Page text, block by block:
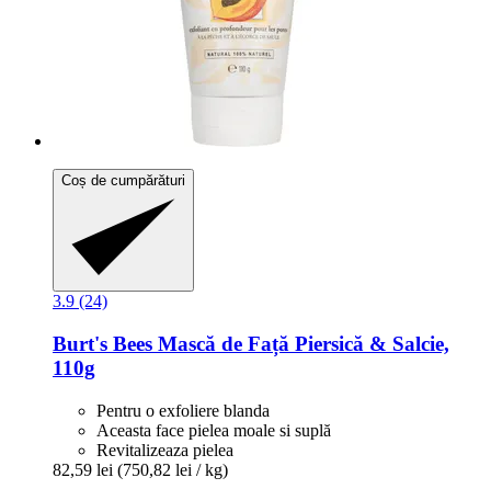
Coș de cumpărături
3.9 (24)
Burt's Bees Mască de Față Piersică & Salcie,
110g
Pentru o exfoliere blanda
Aceasta face pielea moale si suplă
Revitalizeaza pielea
82,59 lei (750,82 lei / kg)